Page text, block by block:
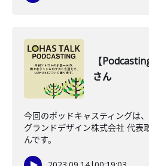
【
さん
今回のポッドキャスティングは
グランドデザイン株式会社 代表
んです。